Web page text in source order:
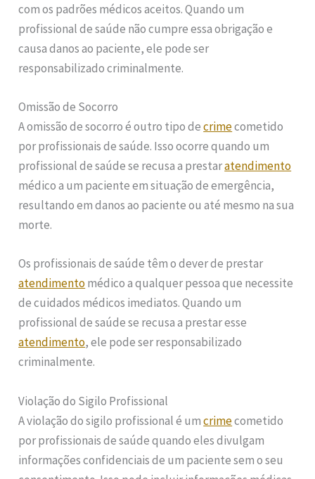
com os padrões médicos aceitos. Quando um
profissional de saúde não cumpre essa obrigação e
causa danos ao paciente, ele pode ser
responsabilizado criminalmente.
Omissão de Socorro
A omissão de socorro é outro tipo decrimecometido
por profissionais de saúde. Isso ocorre quando um
profissional de saúde se recusa a prestaratendimento
médico a um paciente em situação de emergência,
resultando em danos ao paciente ou até mesmo na sua
morte.
Os profissionais de saúde têm o dever de prestar
atendimentomédico a qualquer pessoa que necessite
de cuidados médicos imediatos. Quando um
profissional de saúde se recusa a prestar esse
atendimento, ele pode ser responsabilizado
criminalmente.
Violação do Sigilo Profissional
A violação do sigilo profissional é umcrimecometido
por profissionais de saúde quando eles divulgam
informações confidenciais de um paciente sem o seu